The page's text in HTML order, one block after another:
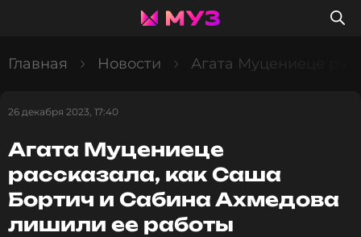
Главная Новости Агата Муцениеце
26 декабря 2023, 17:40
Агата Муцениеце
рассказала, как Саша
Бортич и Сабина Ахмедова
лишили ее работы